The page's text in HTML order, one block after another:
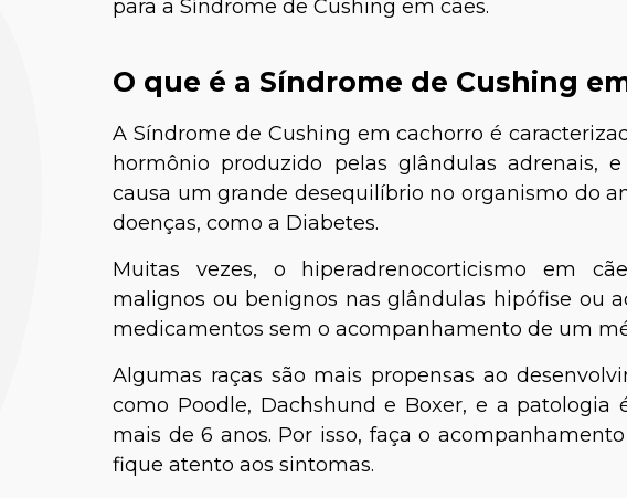
para a Síndrome de Cushing em cães.
O que é a Síndrome de Cushing
A Síndrome de Cushing em cachorro é
hormônio produzido pelas glândulas adrenais,
causa um grande desequilíbrio no organismo do
doenças, como a Diabetes.
Muitas vezes, o hiperadrenocorticismo em
malignos ou benignos nas glândulas hipófise ou
medicamentos sem o acompanhamento de um
Algumas raças são mais propensas ao
como Poodle, Dachshund e Boxer, e a
mais de 6 anos. Por isso, faça o
fique atento aos sintomas.